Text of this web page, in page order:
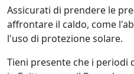
Assicurati di prendere le
affrontare il caldo, come
l'uso di protezione solare.
Tieni presente che i periodi